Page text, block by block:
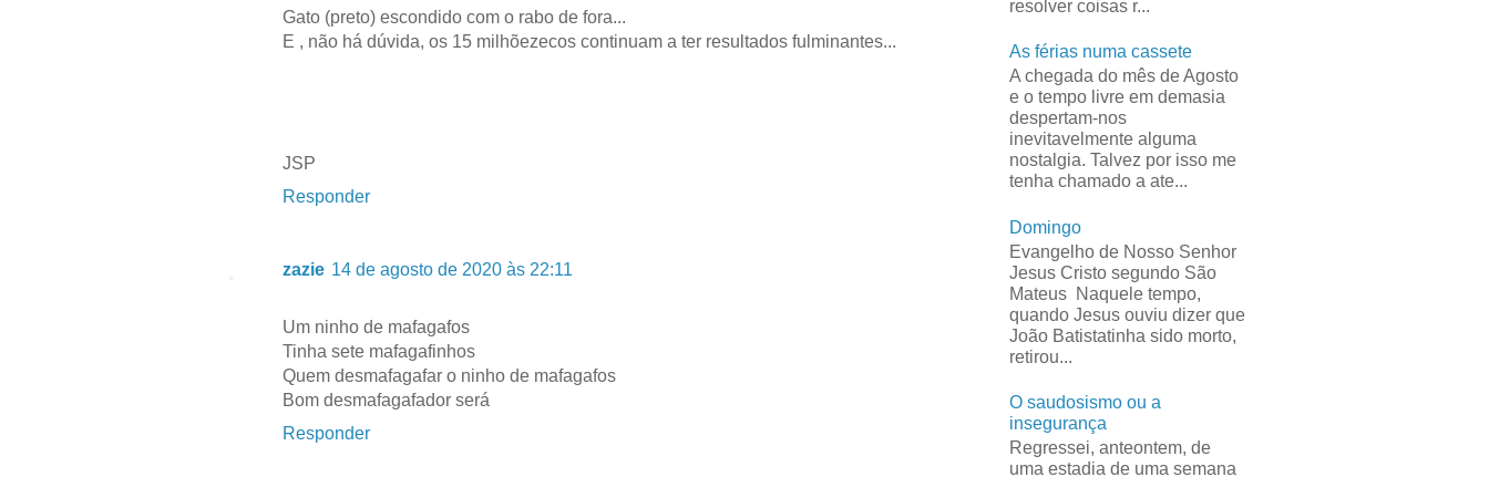
Gato (preto) escondido com o rabo de fora...
E , não há dúvida, os 15 milhõezecos continuam a ter resultados fulminantes...
JSP
Responder
zazie 14 de agosto de 2020 às 22:11
Um ninho de mafagafos
Tinha sete mafagafinhos
Quem desmafagafar o ninho de mafagafos
Bom desmafagafador será
Responder
resolver coisas r...
As férias numa cassete
A chegada do mês de Agosto
e o tempo livre em demasia
despertam-nos
inevitavelmente alguma
nostalgia. Talvez por isso me
tenha chamado a ate...
Domingo
Evangelho de Nosso Senhor
Jesus Cristo segundo São
Mateus Naquele tempo,
quando Jesus ouviu dizer que
João Batistatinha sido morto,
retirou...
O saudosismo ou a
insegurança
Regressei, anteontem, de
uma estadia de uma semana